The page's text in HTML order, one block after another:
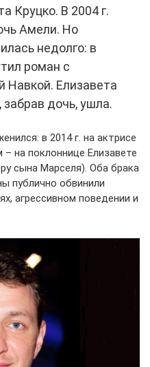
Круцко. В 2004 г.
Амели. Но
недолго: в
роман с
Навкой. Елизавета
дочь, ушла.
в 2014 г. на актрисе
на поклоннице Елизавете
сына Марселя). Оба брака
публично обвинили
агрессивном поведении и